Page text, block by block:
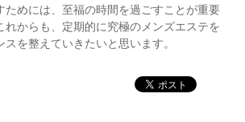
ためには、至福の時間を過ごすことが重要
れからも、定期的に究極のメンズエステを
を整えていきたいと思います。